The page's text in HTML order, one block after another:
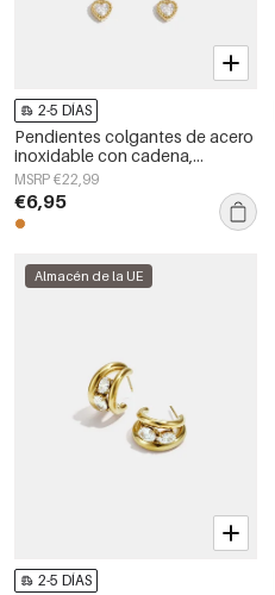
2-5 DÍAS
Pendientes colgantes de acero
inoxidable con cadena,
elegantes, ideales para
reuniones o fiestas. Colección
de lujo para mujer.
MSRP €22,99
€6,95
Almacén de la UE
2-5 DÍAS